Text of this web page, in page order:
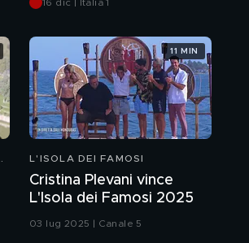
16 dic | Italia 1
L'ISOLA DEI FAMOSI
Cristina Plevani vince
L'Isola dei Famosi 2025
03 lug 2025 | Canale 5
11 MIN